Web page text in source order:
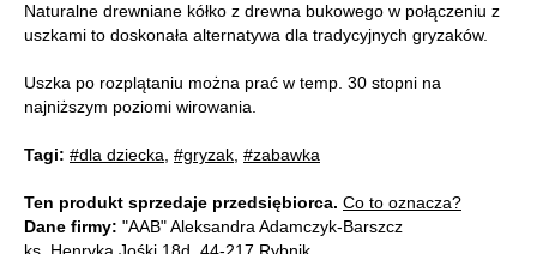
Naturalne drewniane kółko z drewna bukowego w połączeniu z
uszkami to doskonała alternatywa dla tradycyjnych gryzaków.
Uszka po rozplątaniu można prać w temp. 30 stopni na
najniższym poziomi wirowania.
Tagi: #dla dziecka #gryzak #zabawka
Ten produkt sprzedaje przedsiębiorca. Co to oznacza?
Dane firmy: "AAB" Aleksandra Adamczyk-Barszcz